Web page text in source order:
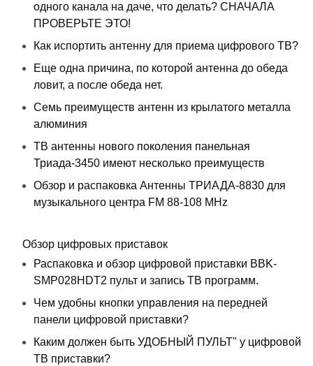
одного канала на даче, что делать? СНАЧАЛА
ПРОВЕРЬТЕ ЭТО!
Как испортить антенну для приема цифрового ТВ?
Еще одна причина, по которой антенна до обеда
ловит, а после обеда нет.
Семь преимуществ антенн из крылатого металла
алюминия
ТВ антенны нового поколения панельная
Триада-3450 имеют несколько преимуществ
Обзор и распаковка Антенны ТРИАДА-8830 для
музыкального центра FM 88-108 MHz
Обзор цифровых приставок
Распаковка и обзор цифровой приставки BBK-
SMP028HDT2 пульт и запись ТВ программ.
Чем удобны кнопки управления на передней
панели цифровой приставки?
Каким должен быть УДОБНЫЙ ПУЛЬТ" у цифровой
ТВ приставки?